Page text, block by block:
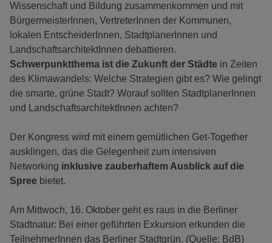
Wissenschaft und Bildung zusammenkommen und mit
BürgermeisterInnen, VertreterInnen der Kommunen,
lokalen EntscheiderInnen, StadtplanerInnen und
LandschaftsarchitektInnen debattieren.
Schwerpunktthema ist die Zukunft der Städte in Zeiten
des Klimawandels: Welche Strategien gibt es? Wie gelingt
die smarte, grüne Stadt? Worauf sollten StadtplanerInnen
und LandschaftsarchitektInnen achten?
Der Kongress wird mit einem gemütlichen Get-Together
ausklingen, das die Gelegenheit zum intensiven
Networking inklusive zauberhaftem Ausblick auf die
Spree bietet.
Am Mittwoch, 16. Oktober geht es raus in die Berliner
Stadtnatur: Bei einer geführten Exkursion erkunden die
TeilnehmerInnen das Berliner Stadtgrün. (Quelle: BdB)